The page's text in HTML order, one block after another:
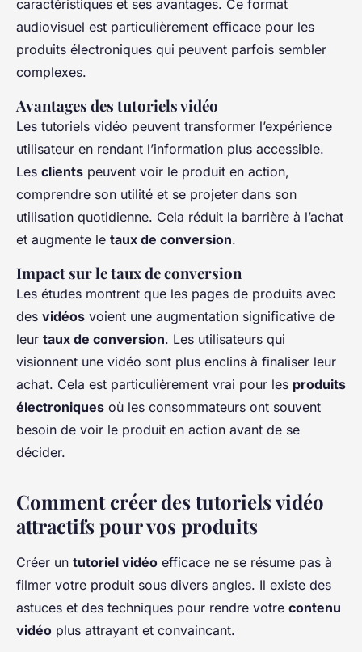
caractéristiques et ses avantages. Ce format
audiovisuel est particulièrement efficace pour les
produits électroniques qui peuvent parfois sembler
complexes.
Avantages des tutoriels vidéo
Les tutoriels vidéo peuvent transformer l’expérience
utilisateur en rendant l’information plus accessible.
Les clients peuvent voir le produit en action,
comprendre son utilité et se projeter dans son
utilisation quotidienne. Cela réduit la barrière à l’achat
et augmente le taux de conversion.
Impact sur le taux de conversion
Les études montrent que les pages de produits avec
des vidéos voient une augmentation significative de
leur taux de conversion. Les utilisateurs qui
visionnent une vidéo sont plus enclins à finaliser leur
achat. Cela est particulièrement vrai pour les produits
électroniques où les consommateurs ont souvent
besoin de voir le produit en action avant de se
décider.
Comment créer des tutoriels vidéo
attractifs pour vos produits
Créer un tutoriel vidéo efficace ne se résume pas à
filmer votre produit sous divers angles. Il existe des
astuces et des techniques pour rendre votre contenu
vidéo plus attrayant et convaincant.